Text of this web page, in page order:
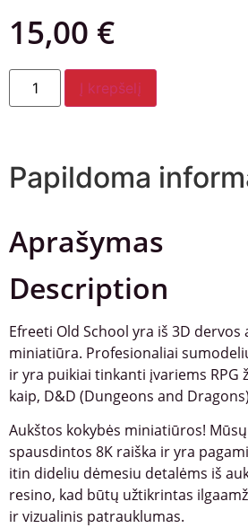
15,00 €
Į krepšelį
Papildoma
Aprašymas
Description
Efreeti Old School yra iš 3D
miniatiūra. Profesionaliai
ir yra puikiai tinkanti įvariems RPG
kaip, D&D (Dungeons and
Aukštos kokybės miniatiūros!
spausdintos 8K raiška ir yra
itin dideliu dėmesiu detalėms iš
resino, kad būtų užtikrintas
ir vizualinis patrauklumas.